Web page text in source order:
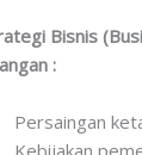
Bisnis
:
Persaingan